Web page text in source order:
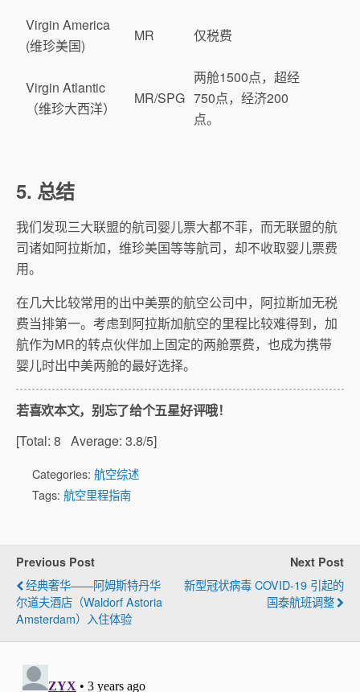
Virgin America
(维珍美国)
MR 仅税费
Virgin Atlantic
（维珍大西洋）
MR/SPG
两舱1500点，超经
750点，经济200
点。
5. 总结
我们发现三大联盟的航司婴儿票大都不菲，而无联盟的航
司诸如阿拉斯加，维珍美国等等航司，却不收取婴儿票费
用。
在几大比较常用的出中美票的航空公司中，阿拉斯加无税
费当排第一。考虑到阿拉斯加航空的里程比较难得到，加
航作为MR的转点伙伴加上固定的两舱票费，也成为携带
婴儿时出中美两舱的最好选择。
若喜欢本文，别忘了给个五星好评哦！
[Total: 8 Average: 3.8/5]
Categories: 航空综述
Tags: 航空里程指南
Previous Post
经典奢华——阿姆斯特丹华
尔道夫酒店（Waldorf Astoria
Amsterdam）入住体验
Next Post
新型冠状病毒 COVID-19 引起的
国泰航班调整